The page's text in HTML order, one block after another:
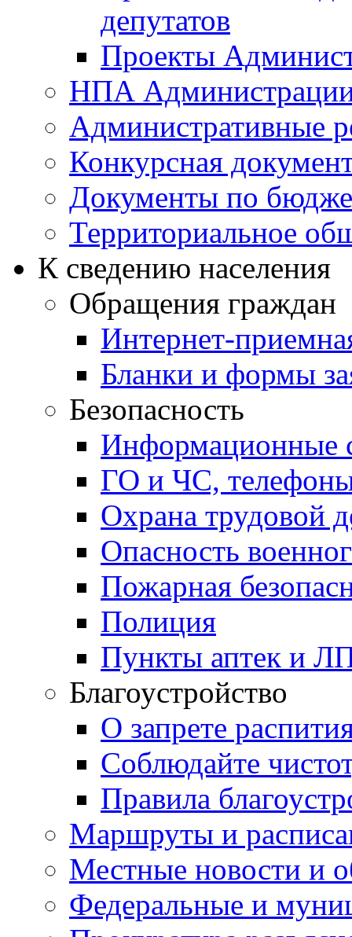
депутатов
Проекты
НПА
Административные
Конкурсная
Документы по
Территориальное
К сведению населения
Обращения граждан
Интернет-
Бланки и формы
Безопасность
Информационные
ГО и ЧС,
Охрана трудовой
Опасность
Пожарная
Полиция
Пункты аптек и
Благоустройство
О запрете
Соблюдайте
Правила
Маршруты и
Местные новости и
Федеральные и